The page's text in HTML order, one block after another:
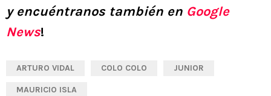
y encuéntranos también en Google
News!
ARTURO VIDAL COLO COLO JUNIOR
MAURICIO ISLA